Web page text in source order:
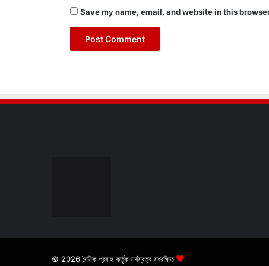
Save my name, email, and website in this
© 2026 দৈনিক প্রবাহ কর্তৃক সর্বস্বত্ব সংরক্ষিত